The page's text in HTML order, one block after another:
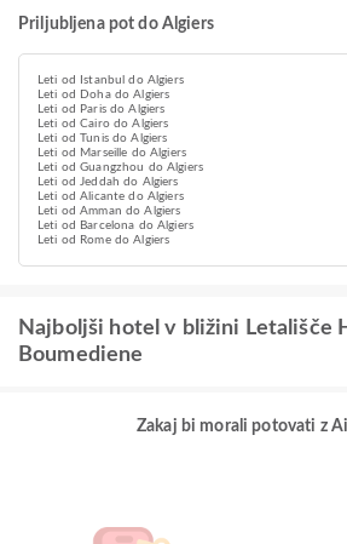
Priljubljena pot do Algiers
Leti od Istanbul do Algiers
Leti od Doha do Algiers
Leti od Paris do Algiers
Leti od Cairo do Algiers
Leti od Tunis do Algiers
Leti od Marseille do Algiers
Leti od Guangzhou do Algiers
Leti od Jeddah do Algiers
Leti od Alicante do Algiers
Leti od Amman do Algiers
Leti od Barcelona do Algiers
Leti od Rome do Algiers
Najboljši hotel v bližini Letališče
Boumediene
Zakaj bi morali potovati z